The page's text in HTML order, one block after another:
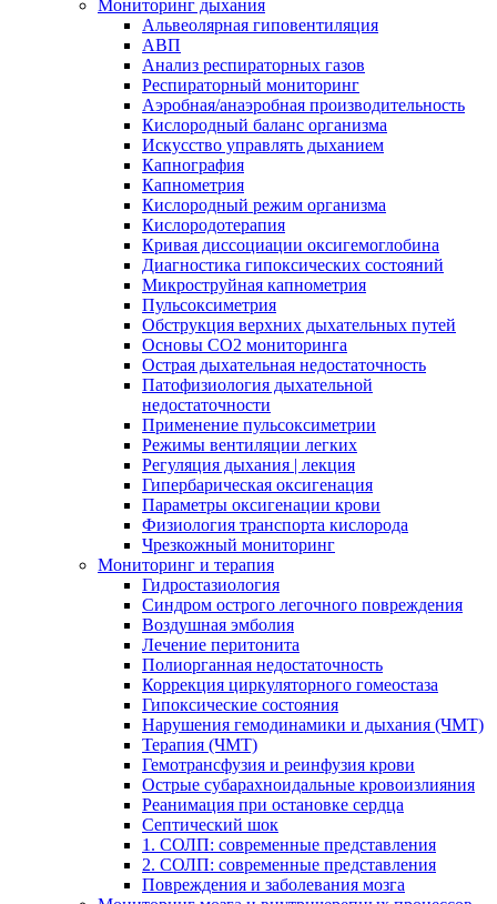
Мониторинг дыхания
Альвеолярная гиповентиляция
АВП
Анализ респираторных газов
Респираторный мониторинг
Аэробная/анаэробная производительность
Кислородный баланс организма
Искусство управлять дыханием
Капнография
Капнометрия
Кислородный режим организма
Кислородотерапия
Кривая диссоциации оксигемоглобина
Диагностика гипоксических состояний
Микроструйная капнометрия
Пульсоксиметрия
Обструкция верхних дыхательных путей
Основы СО2 мониторинга
Острая дыхательная недостаточность
Патофизиология дыхательной
недостаточности
Применение пульсоксиметрии
Режимы вентиляции легких
Регуляция дыхания | лекция
Гипербарическая оксигенация
Параметры оксигенации крови
Физиология транспорта кислорода
Чрезкожный мониторинг
Мониторинг и терапия
Гидростазиология
Cиндром острого легочного повреждения
Воздушная эмболия
Лечение перитонита
Полиорганная недостаточность
Коррекция циркуляторного гомеостаза
Гипоксические состояния
Нарушения гемодинамики и дыхания (ЧМТ)
Терапия (ЧМТ)
Гемотрансфузия и реинфузия крови
Острые субарахноидальные кровоизлияния
Реанимация при остановке сердца
Септический шок
1. СОЛП: современные представления
2. СОЛП: современные представления
Повреждения и заболевания мозга